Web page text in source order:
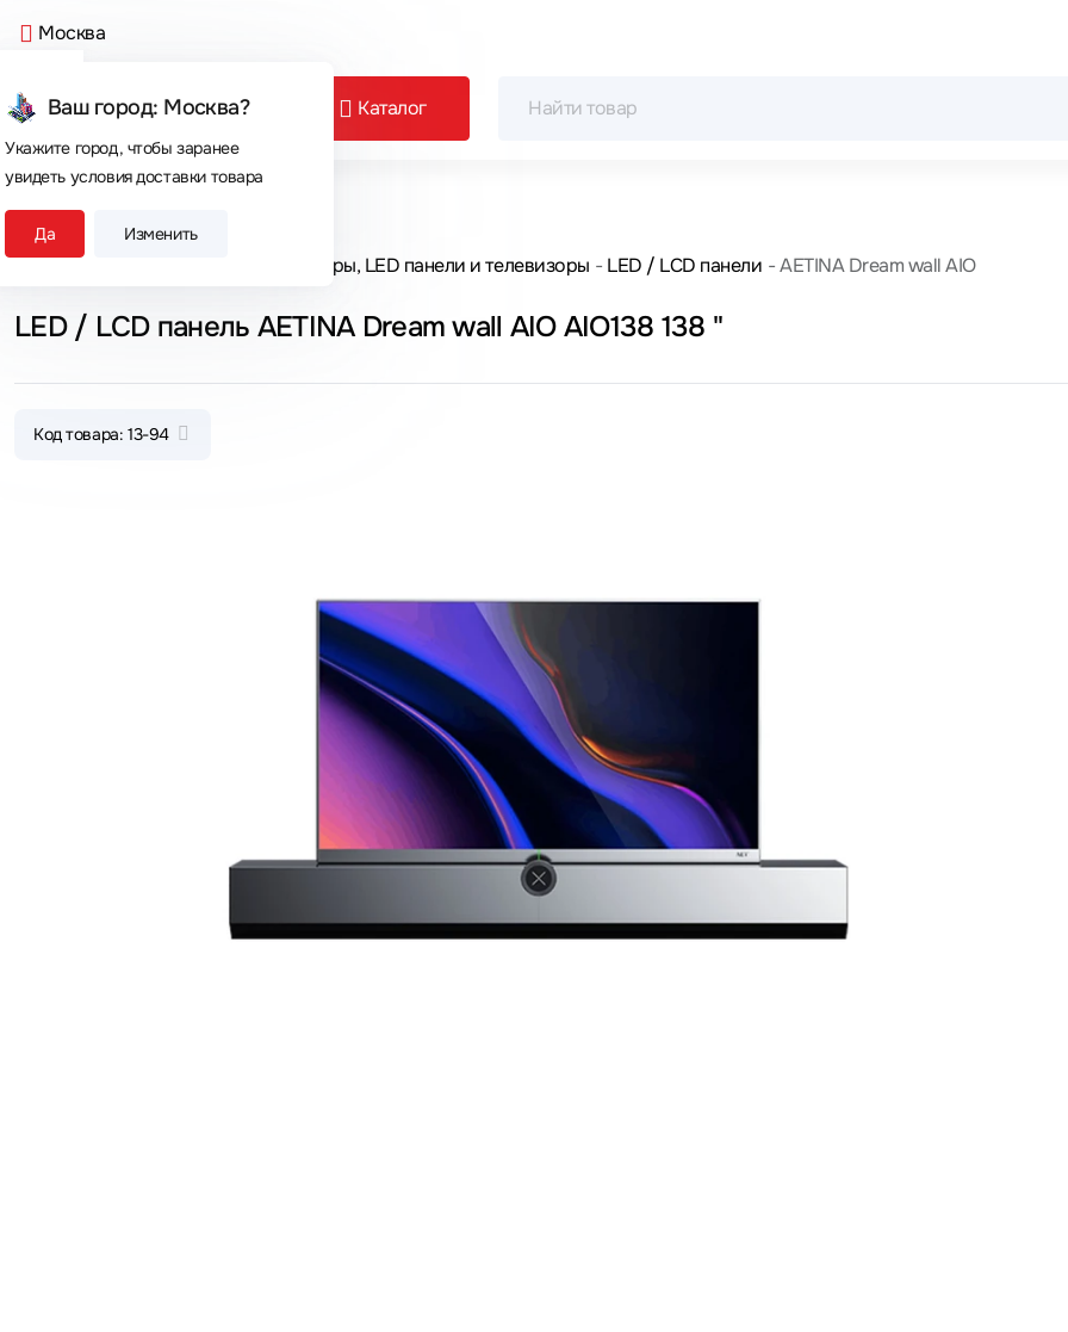
Москва
Ваш город: Москва?
Укажите город, чтобы заранее
увидеть условия доставки товара
Да Изменить
Каталог
Сегодня покупают
Главная Мониторы, LED панели и телевизоры LED / LCD панели AETINA Dream wall AIO
LED / LCD панель AETINA Dream wall AIO AIO138 138 "
Код товара: 13-94